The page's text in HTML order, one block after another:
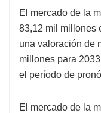
El mercado de la
83,12 mil millones
una valoración de
millones para
el período de
El mercado de la